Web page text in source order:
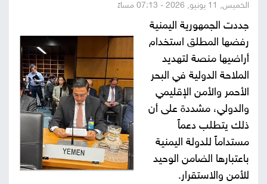
فيديوهات
صور
من
إتصل
البحث
الخميس, 11 يونيو, 2026 - 07:13 مساءً
جددت الجمهورية اليمنية
رفضها المطلق استخدام
أراضيها منصة لتهديد
الملاحة الدولية في البحر
الأحمر والأمن الإقليمي
والدولي، مشددة على أن
ذلك يتطلب دعماً
مستداماً للدولة اليمنية
باعتبارها الضامن الوحيد
للأمن والاستقرار.